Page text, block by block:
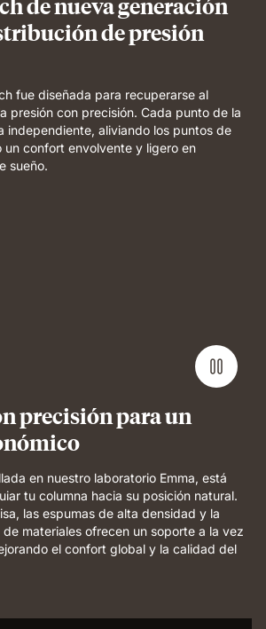
de presión
fue diseñada para recuperarse al
presión con precisión. Cada punto de la
independiente, aliviando los puntos de
un confort envolvente y ligero en
sueño.
precisión para un
en nuestro laboratorio Emma, está
tu columna hacia su posición natural.
las espumas de alta densidad y la
materiales ofrecen un soporte a la vez
el confort global y la calidad del